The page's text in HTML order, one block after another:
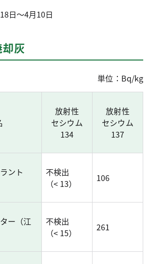
日～4月10日
却灰
単位：Bq/kg
放射性
セシウム
134
放射性
セシウム
137
ント
不検出
（< 13）
106
ー（江
不検出
（< 15）
261